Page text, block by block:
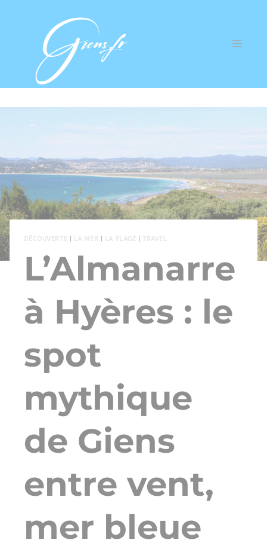
DÉCOUVERTE LA MER LA PLAGE TRAVEL
L’Almanarre
à Hyères : le
spot
mythique
de Giens
entre vent,
mer bleue